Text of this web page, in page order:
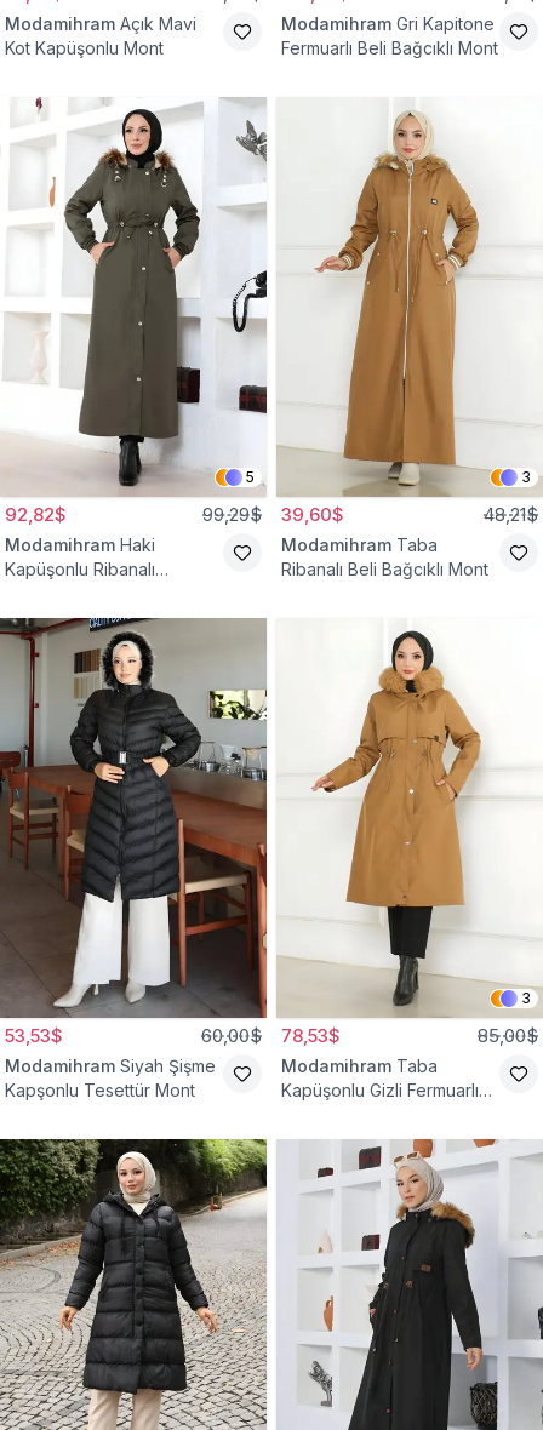
Modamihram Açık Mavi
Kot Kapüşonlu Mont
Modamihram Gri Kapitone
Fermuarlı Beli Bağcıklı Mont
5
92,82$ 99,29$
Modamihram Haki
Kapüşonlu Ribanalı
3
39,60$ 48,21$
Modamihram Taba
Ribanalı Beli Bağcıklı Mont
53,53$ 60,00$
Modamihram Siyah Şişme
Kapşonlu Tesettür Mont
3
78,53$ 85,00$
Modamihram Taba
Kapüşonlu Gizli Fermuarlı